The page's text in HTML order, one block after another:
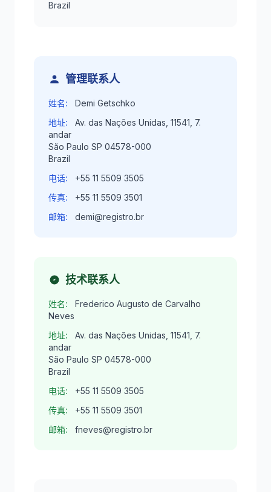
Brazil
管理联系人
姓名:
Demi Getschko
地址:
Av. das Nações Unidas, 11541, 7.
andar
São Paulo SP 04578-000
Brazil
电话:
+55 11 5509 3505
传真:
+55 11 5509 3501
邮箱:
demi@registro.br
技术联系人
姓名:
Frederico Augusto de Carvalho
Neves
地址:
Av. das Nações Unidas, 11541, 7.
andar
São Paulo SP 04578-000
Brazil
电话:
+55 11 5509 3505
传真:
+55 11 5509 3501
邮箱:
fneves@registro.br